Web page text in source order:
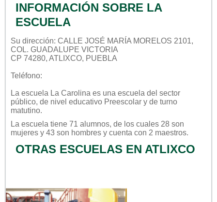
INFORMACIÓN SOBRE LA
ESCUELA
Su dirección: CALLE JOSÉ MARÍA MORELOS 2101,
COL. GUADALUPE VICTORIA
CP 74280, ATLIXCO, PUEBLA
Teléfono:
La escuela La Carolina es una escuela del sector
público, de nivel educativo Preescolar y de turno
matutino.
La escuela tiene 71 alumnos, de los cuales 28 son
mujeres y 43 son hombres y cuenta con 2 maestros.
OTRAS ESCUELAS EN ATLIXCO